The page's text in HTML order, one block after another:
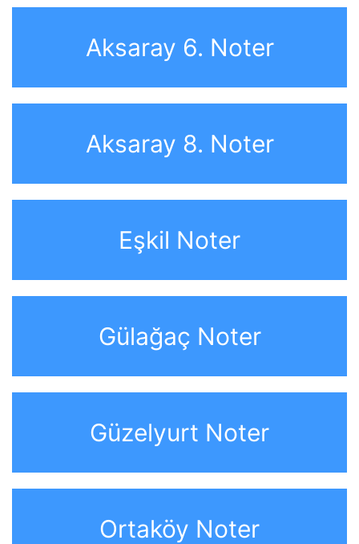
Aksaray 6. Noter
Aksaray 8. Noter
Eşkil Noter
Gülağaç Noter
Güzelyurt Noter
Ortaköy Noter